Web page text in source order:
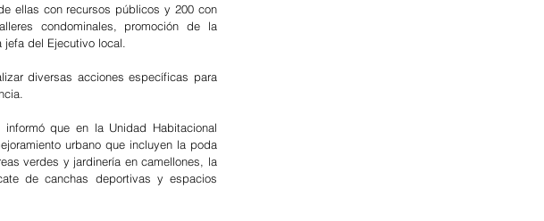
ellas con recursos públicos y 200 con
condominales, promoción de la
del Ejecutivo local.
diversas acciones específicas para
que en la Unidad Habitacional
urbano que incluyen la poda
verdes y jardinería en camellones, la
de canchas deportivas y espacios